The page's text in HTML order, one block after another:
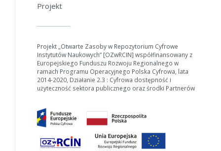
W zależności od ilości danych do przetworzenia generowanie pliku
może się wydłużyć.
Jeśli generowanie trwa zbyt długo można ograniczyć dane np.
zmniejszając zakres lat.
Anuluj
Projekt
Projekt „Otwarte Zasoby w Repozytorium Cyfrowe
Instytutów Naukowych” [OZwRCIN] współfinansowany z
Europejskiego Funduszu Rozwoju Regionalnego w
ramach Programu Operacyjnego Polska Cyfrowa, lata
2014-2020, Działanie 2.3 : Cyfrowa dostępność i
użyteczność sektora publicznego oraz środki Partnerów